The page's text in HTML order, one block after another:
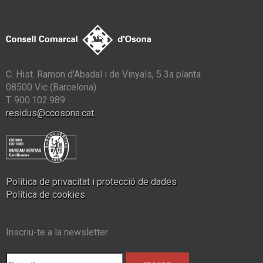
C. Hist. Ramon d'Abadal i de Vinyals, 5 3a planta
08500 Vic (Barcelona)
T. 900.102.989
residus@ccosona.cat
Política de privacitat i protecció de dades
Política de cookies
Inscriu-te a la newsletter